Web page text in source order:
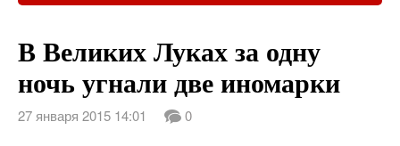
В Великих Луках за одну
ночь угнали две иномарки
27 января 2015 14:01 0